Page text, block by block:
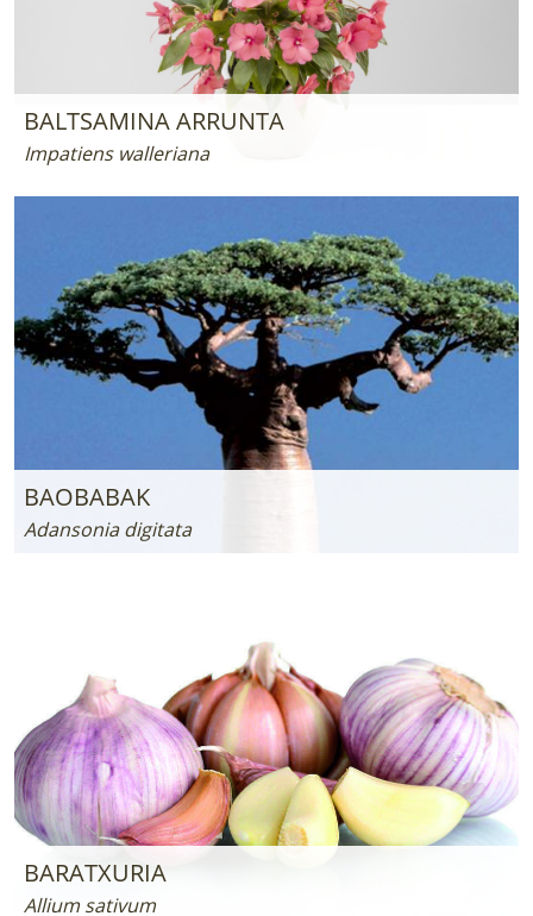
BALTSAMINA ARRUNTA
Impatiens walleriana
BAOBABAK
Adansonia digitata
BARATXURIA
Allium sativum